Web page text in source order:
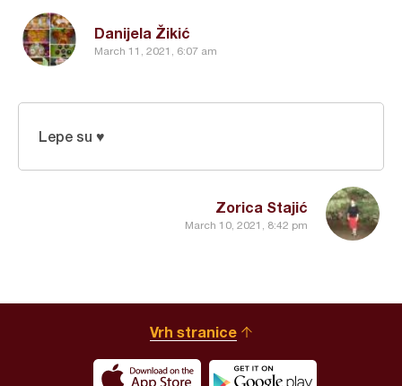
Danijela Žikić
March 11, 2021, 6:07 am
Zorica Stajić
March 10, 2021, 8:42 pm
Lepe su ♥
Vrh stranice